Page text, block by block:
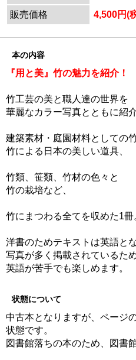
販売価格
4,500円(
本の内容
『用と美』竹の魅力を紹介！
竹工芸の美と職人達の世界を
華麗なカラー写真とともに紹介
建築素材・庭園材料としての竹
竹による日本の美しい道具、
竹類、笹類、竹材の色々と
竹の栽培など、
竹にまつわる全てを収めた1冊
洋書のためテキストは英語と
写真が多く掲載されているた
英語が苦手でも楽しめます。
状態について
中古本となりますが、ページ
状態です。
図書館落ちの本のため、図書